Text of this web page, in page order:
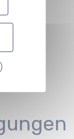
ab ins